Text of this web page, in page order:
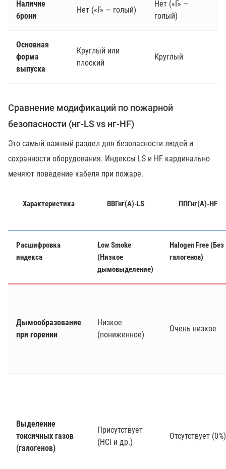
Наличие
брони
Нет («Г» — голый)
Нет («Г» —
голый)
Основная
форма
выпуска
Круглый или
плоский
Круглый
Сравнение модификаций по пожарной
безопасности (нг-LS vs нг-HF)
Это самый важный раздел для безопасности людей и
сохранности оборудования. Индексы LS и HF кардинально
меняют поведение кабеля при пожаре.
Характеристика ВВГнг(А)-LS ППГнг(А)-HF
Расшифровка
индекса
LowSmoke
(Низкое
дымовыделение)
HalogenFree (Без
галогенов)
Дымообразование
при горении
Низкое
(пониженное)
Очень низкое
Выделение
токсичных газов
(галогенов)
Присутствует
(HCl и др.)
Отсутствует (0%)